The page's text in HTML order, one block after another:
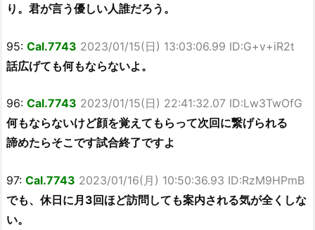
り。君が言う優しい人誰だろう。
95: Cal.7743 2023/01/15(日) 13:03:06.99 ID:G+v+iR2t
話広げても何もならないよ。
96: Cal.7743 2023/01/15(日) 22:41:32.07 ID:Lw3TwOfG
何もならないけど顔を覚えてもらって次回に繋げられる
諦めたらそこです試合終了ですよ
97: Cal.7743 2023/01/16(月) 10:50:36.93 ID:RzM9HPmB
でも、休日に月3回ほど訪問しても案内される気が全くしな
い。